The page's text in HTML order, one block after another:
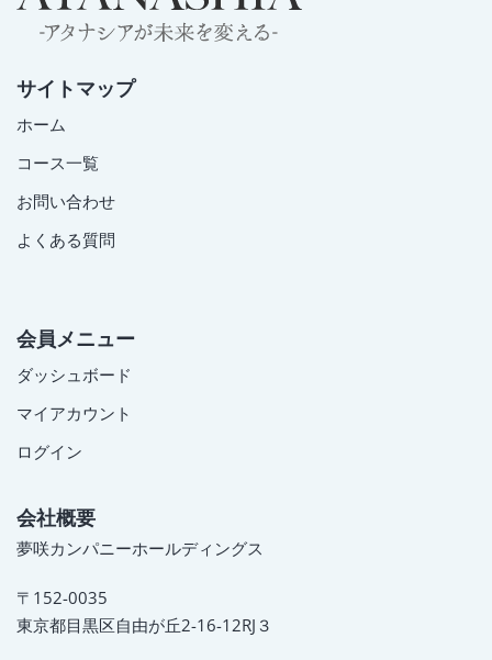
サイトマップ
ホーム
コース一覧
お問い合わせ
よくある質問
会員メニュー
ダッシュボード
マイアカウント
ログイン
会社概要
夢咲カンパニーホールディングス
〒152-0035
東京都目黒区自由が丘2-16-12RJ３